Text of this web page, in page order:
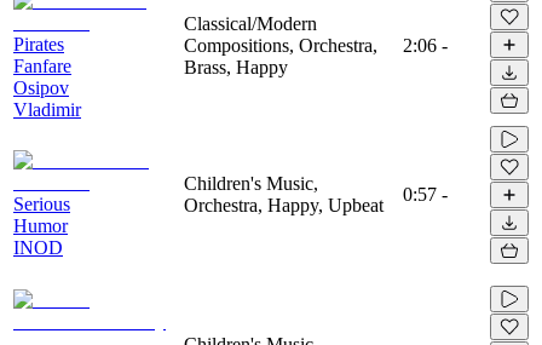
Pirates
Fanfare
Osipov
Vladimir
Classical/Modern
Compositions, Orchestra,
Brass, Happy
2:06 -
Serious
Humor
INOD
Children's Music,
Orchestra, Happy, Upbeat
0:57 -